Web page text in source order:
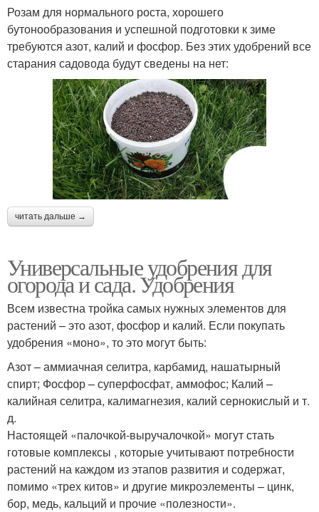
Розам для нормального роста, хорошего
бутонообразования и успешной подготовки к зиме
требуются азот, калий и фосфор. Без этих удобрений все
старания садовода будут сведены на нет:
читать дальше →
Универсальные удобрения для
огорода и сада. Удобрения
Всем известна тройка самых нужных элементов для
растений – это азот, фосфор и калий. Если покупать
удобрения «моно», то это могут быть:
Азот – аммиачная селитра, карбамид, нашатырный
спирт; Фосфор – суперфосфат, аммофос; Калий –
калийная селитра, калимагнезия, калий сернокислый и т.
д.
Настоящей «палочкой-выручалочкой» могут стать
готовые комплексы , которые учитывают потребности
растений на каждом из этапов развития и содержат,
помимо «трех китов» и другие микроэлементы – цинк,
бор, медь, кальций и прочие «полезности».